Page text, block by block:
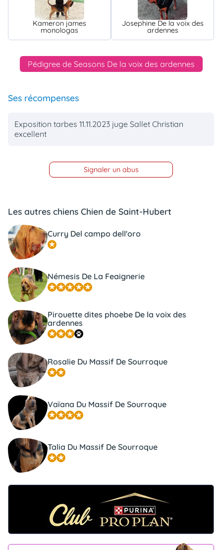
Kameron james
monologas
Josephine De la voix des
ardennes
Pédigree de Seasons De la voix des ardennes
Ses récompenses
Exposition tarbes 11.11.2023 juge Sallet Christian
excellent
Signaler un abus
Les autres chiens Chien de Saint-Hubert
Curry Del campo dell'oro
Némesis De La Feaignerie
Pirouette dites phoebe De la voix des
ardennes
Rosalie Du Massif De Sourroque
Vaïana Du Massif De Sourroque
Talia Du Massif De Sourroque